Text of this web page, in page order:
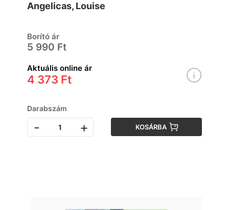
Angelicas, Louise
Borító ár
5 990 Ft
Aktuális online ár
4 373 Ft
Darabszám
- + KOSÁRBA